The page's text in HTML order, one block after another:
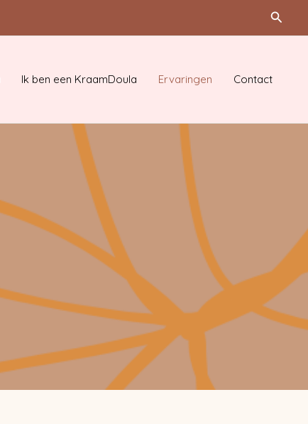
Ik ben een KraamDoula Ervaringen Contact